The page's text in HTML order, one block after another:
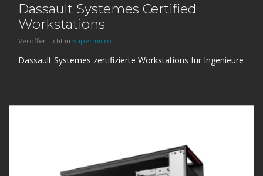
Dassault Systemes Certified
Workstations
Veröffentlicht in Supermicro
Dassault Systemes zertifizierte Workstations für Ingenieure